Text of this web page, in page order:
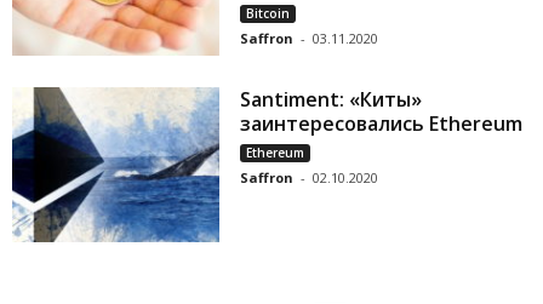
Bitcoin
Saffron - 03.11.2020
Santiment: «Киты»
заинтересовались Ethereum
Ethereum
Saffron - 02.10.2020